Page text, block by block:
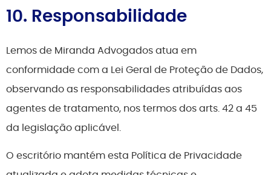
10. Responsabilidade
Lemos de Miranda Advogados atua em
conformidade com a Lei Geral de Proteção de Dados,
observando as responsabilidades atribuídas aos
agentes de tratamento, nos termos dos arts. 42 a 45
da legislação aplicável.
O escritório mantém esta Política de Privacidade